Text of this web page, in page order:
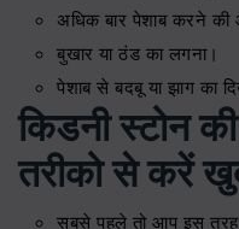
अधिक बार पेशाब करने की
बुखार या ठंड का लगना।
पेशाब से बदबू या झाग का
किडनी स्टोन
तरीको से करें
सबसे पहले तो आप इस